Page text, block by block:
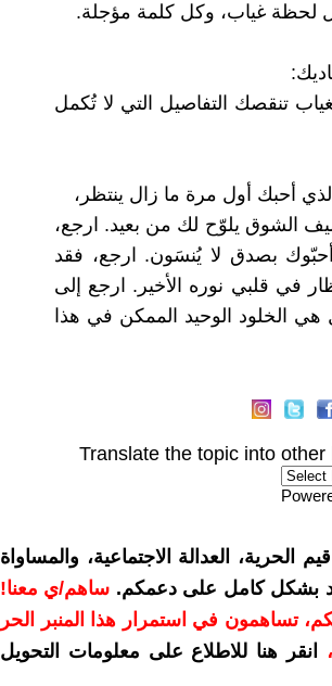
لحظة غياب، وكل كلمة مؤجلة.
تنقصك التفاصيل التي لا تُكمل
أحبك أول مرة ما زال ينتظر،
الشوق يلوّح لك من بعيد. ارجع،
أحبّوك بصدق لا يُنسَون. ارجع، فقد
في قلبي نوره الأخير. ارجع إلى
الخلود الوحيد الممكن في هذا
Translate the topic into other
العدالة الاجتماعية، والمساواة
بشكل كامل على دعمكم. ساهم/ي معنا!
تساهمون في استمرار هذا المنبر الحر
،
انقر هنا للاطلاع على معلومات التحويل